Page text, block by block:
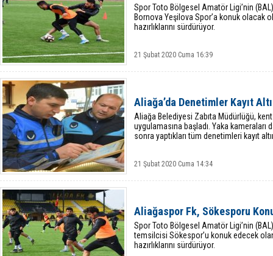
Spor Toto Bölgesel Amatör Ligi’nin
Bornova Yeşilova Spor’a konuk olacak
hazırlıklarını sürdürüyor.
21 Şubat 2020 Cuma 16:39
Aliağa’da Denetimler Kayıt
Aliağa Belediyesi Zabıta Müdürlüğü,
uygulamasına başladı. Yaka kameraları
sonra yaptıkları tüm denetimleri kayıt
21 Şubat 2020 Cuma 14:34
Aliağaspor Fk, Sökesporu
Spor Toto Bölgesel Amatör Ligi’nin
temsilcisi Sökespor’u konuk edecek
hazırlıklarını sürdürüyor.